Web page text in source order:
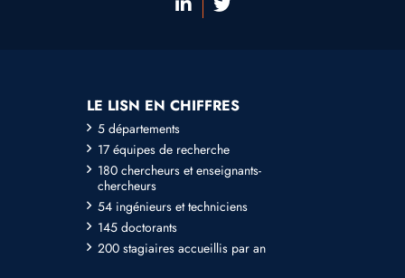
LE LISN EN CHIFFRES
5 départements
17 équipes de recherche
180 chercheurs et enseignants-
chercheurs
54 ingénieurs et techniciens
145 doctorants
200 stagiaires accueillis par an